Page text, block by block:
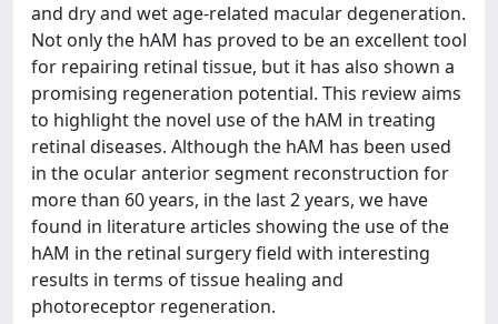
and dry and wet age-related macular degeneration.
Not only the hAM has proved to be an excellent tool
for repairing retinal tissue, but it has also shown a
promising regeneration potential. This review aims
to highlight the novel use of the hAM in treating
retinal diseases. Although the hAM has been used
in the ocular anterior segment reconstruction for
more than 60 years, in the last 2 years, we have
found in literature articles showing the use of the
hAM in the retinal surgery field with interesting
results in terms of tissue healing and
photoreceptor regeneration.